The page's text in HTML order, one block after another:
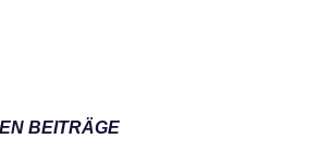
BEITRÄGE